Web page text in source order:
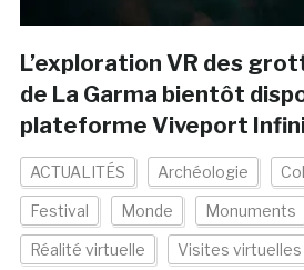
L’exploration VR des
de La Garma bientôt
plateforme Viveport
ACTUALITÉS Archéologie
Festival Monde Monuments
Réalité virtuelle Visites virtuelles